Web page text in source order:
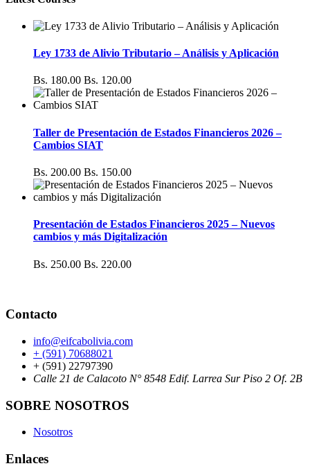
Ley 1733 de Alivio Tributario – Análisis y Aplicación
Bs. 180.00 Bs. 120.00
Taller de Presentación de Estados Financieros 2026 –
Cambios SIAT
Bs. 200.00 Bs. 150.00
Presentación de Estados Financieros 2025 – Nuevos
cambios y más Digitalización
Bs. 250.00 Bs. 220.00
Contacto
info@eifcabolivia.com
+ (591) 70688021
+ (591) 22797390
Calle 21 de Calacoto N° 8548 Edif. Larrea Sur Piso 2 Of. 2B
SOBRE NOSOTROS
Nosotros
Enlaces